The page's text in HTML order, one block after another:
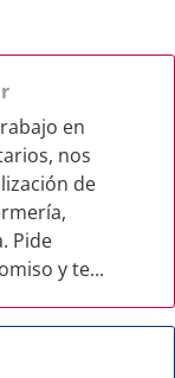
en
nos
de
Pide
y te...